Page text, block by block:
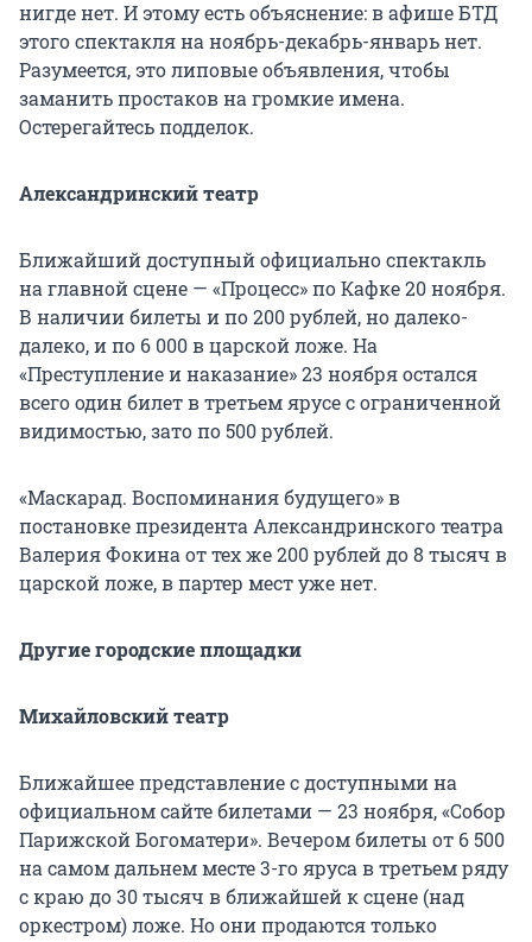
нигде нет. И этому есть объяснение: в афише БТД
этого спектакля на ноябрь-декабрь-январь нет.
Разумеется, это липовые объявления, чтобы
заманить простаков на громкие имена.
Остерегайтесь подделок.
Александринский театр
Ближайший доступный официально спектакль
на главной сцене — «Процесс» по Кафке 20 ноября.
В наличии билеты и по 200 рублей, но далеко-
далеко, и по 6 000 в царской ложе. На
«Преступление и наказание» 23 ноября остался
всего один билет в третьем ярусе с ограниченной
видимостью, зато по 500 рублей.
«Маскарад. Воспоминания будущего» в
постановке президента Александринского театра
Валерия Фокина от тех же 200 рублей до 8 тысяч в
царской ложе, в партер мест уже нет.
Другие городские площадки
Михайловский театр
Ближайшее представление с доступными на
официальном сайте билетами — 23 ноября, «Собор
Парижской Богоматери». Вечером билеты от 6 500
на самом дальнем месте 3-го яруса в третьем ряду
с краю до 30 тысяч в ближайшей к сцене (над
оркестром) ложе. Но они продаются только